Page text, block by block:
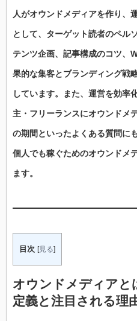
人がオウンドメディアを作り 、
として、 ターゲット読者のペル
テンツ企画、 記事構成のコツ、
果的な集客とブランディング戦
しています。また、 運営を効率
主 ・ フリーランスにオウンドメ
の期間といったよくある質問に
個人でも稼ぐためのオウンドメ
ます。
目次 [見る]
オウンドメディアと
定義と注目される理